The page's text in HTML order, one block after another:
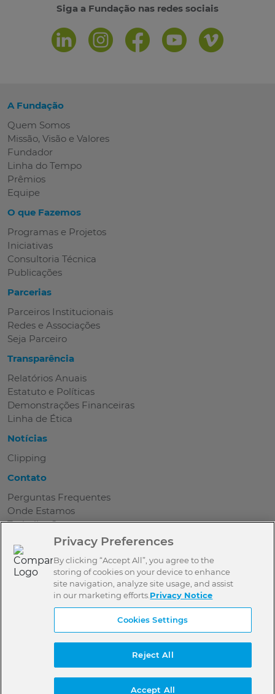
Siga a Fundação nas redes sociais
A Fundação
Quem Somos
Missão, Visão e Valores
Fundador
Linha do Tempo
Prêmios
Equipe
O que Fazemos
Programas e Projetos
Iniciativas
Consultoria Técnica
Publicações
Parcerias
Parceiros Institucionais
Redes e Associações
Seja Parceiro
Transparência
Relatórios Anuais
Estatuto e Políticas
Demonstrações Financeiras
Linha de Ética
Notícias
Clipping
Contato
Perguntas Frequentes
Onde Estamos
Trabalhe Conosco
Seja Parceiro
Contato
Imprensa
Aviso de Privacidade
Política de Privacidade
Seja um doador
Privacy Preferences
By clicking “Accept All”, you agree to the
storing of cookies on your device to enhance
site navigation, analyze site usage, and assist
in our marketing efforts. Privacy Notice
Cookies Settings
Reject All
Accept All